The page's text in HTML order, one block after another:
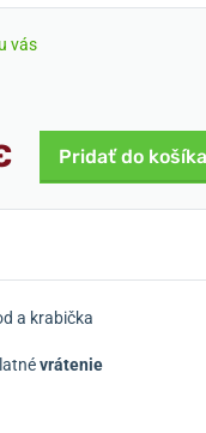
vás
Pridať do košíka
a krabička
vrátenie